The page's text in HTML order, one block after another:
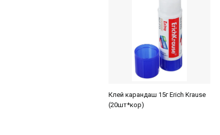
Клей карандаш 15г Erich Krause
(20шт*кор)